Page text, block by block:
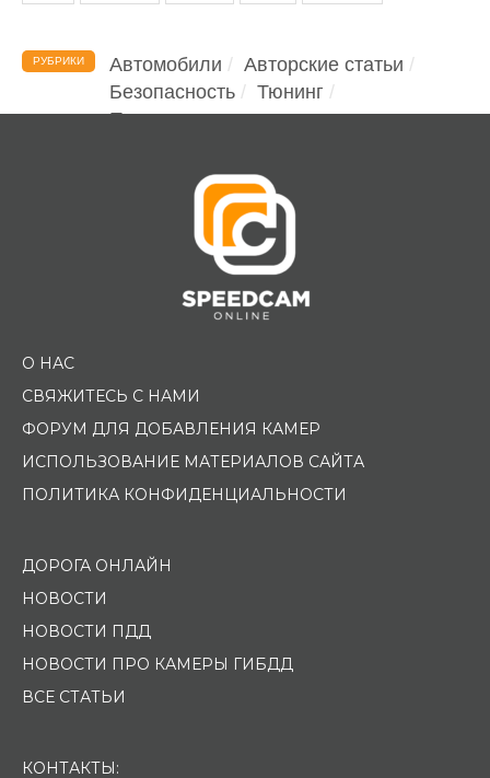
РУБРИКИ Автомобили
Авторские статьи
Безопасность
Тюнинг
Помощь водителю
О НАС
СВЯЖИТЕСЬ С НАМИ
ФОРУМ ДЛЯ ДОБАВЛЕНИЯ КАМЕР
ИСПОЛЬЗОВАНИЕ МАТЕРИАЛОВ САЙТА
ПОЛИТИКА КОНФИДЕНЦИАЛЬНОСТИ
ДОРОГА ОНЛАЙН
НОВОСТИ
НОВОСТИ ПДД
НОВОСТИ ПРО КАМЕРЫ ГИБДД
ВСЕ СТАТЬИ
КОНТАКТЫ: